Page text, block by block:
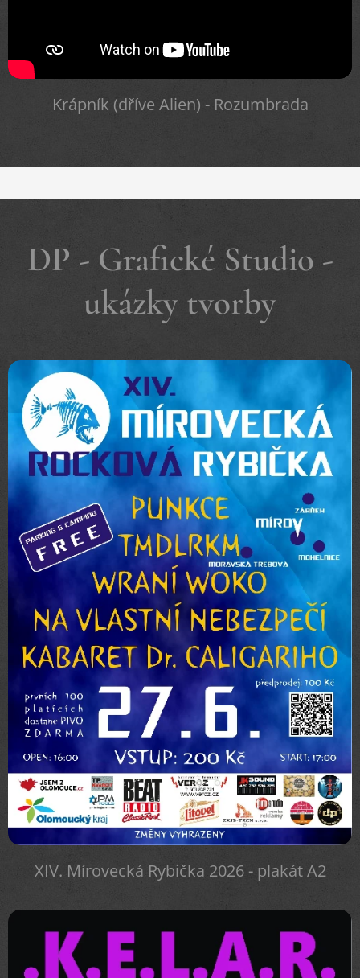
Krápník (dříve Alien) - Rozumbrada
DP - Grafické Studio -
ukázky tvorby
XIV. Mírovecká Rybička 2026 - plakát A2